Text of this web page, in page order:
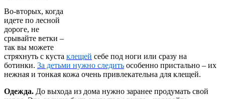
Во-вторых, когда
идете по лесной
дороге, не
срывайте ветки –
так вы можете
стряхнуть с куста клещей себе под ноги или сразу на
ботинки. За детьми нужно следить особенно пристально – их
нежная и тонкая кожа очень привлекательна для клещей.
Одежда. До выхода из дома нужно заранее продумать свой